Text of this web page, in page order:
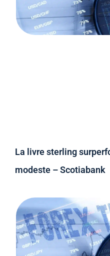
La livre sterling
modeste – Scotiabank